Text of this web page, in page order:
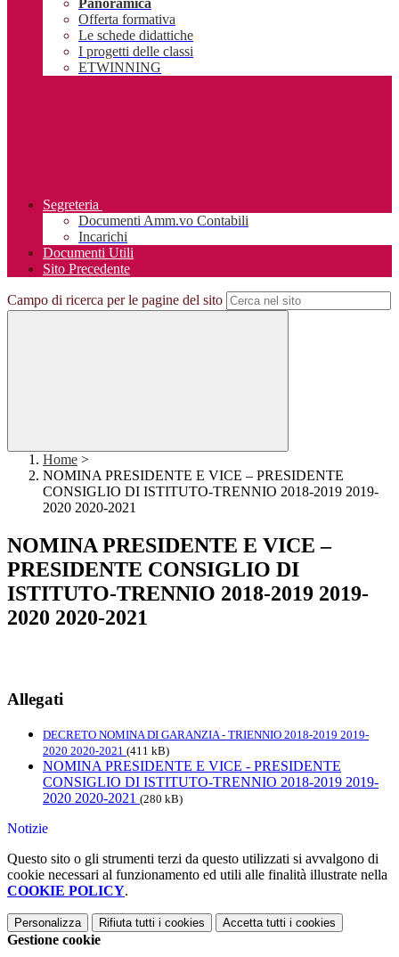
Panoramica
Offerta formativa
Le schede didattiche
I progetti delle classi
ETWINNING
Segreteria
Documenti Amm.vo Contabili
Incarichi
Documenti Utili
Sito Precedente
Campo di ricerca per le pagine del sito
Home >
NOMINA PRESIDENTE E VICE – PRESIDENTE
CONSIGLIO DI ISTITUTO-TRENNIO 2018-2019 2019-
2020 2020-2021
NOMINA PRESIDENTE E VICE –
PRESIDENTE CONSIGLIO DI
ISTITUTO-TRENNIO 2018-2019 2019-
2020 2020-2021
Allegati
DECRETO NOMINA DI GARANZIA - TRIENNIO 2018-2019 2019-
2020 2020-2021 (411 kB)
NOMINA PRESIDENTE E VICE - PRESIDENTE
CONSIGLIO DI ISTITUTO-TRENNIO 2018-2019 2019-
2020 2020-2021 (280 kB)
Notizie
Questo sito o gli strumenti terzi da questo utilizzati si avvalgono di
cookie necessari al funzionamento ed utili alle finalità illustrate nella
COOKIE POLICY.
Personalizza Rifiuta tutti i cookies Accetta tutti i cookies
Gestione cookie